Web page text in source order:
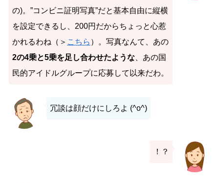
の)。”コンビニ証明写真”だと基本自由に縦横
を設定できるし、200円だからちょっと心惹
かれるわね（＞ こちら ）。写真なんて、あの
2の4乗と5乗を足し合わせたような 、あの国
民的アイドルグループに応募して以来だわ。
冗談は顔だけにしろよ (^o^)
！？